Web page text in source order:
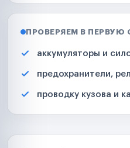
ПРОВЕРЯЕМ В ПЕРВУЮ
аккумуляторы и
предохранители,
проводку кузова и